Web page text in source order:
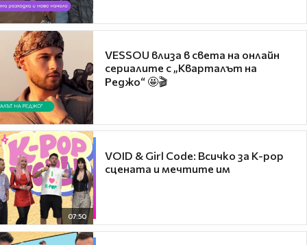
VESSOU влиза в света на онлайн
сериалите с „Кварталът на
Реджо“ 🤩🎬
07:50
VOID & Girl Code: Всичко за K-pop
сцената и мечтите им